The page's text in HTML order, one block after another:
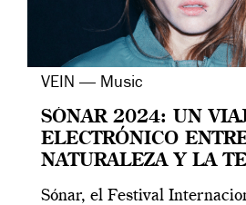
VEIN — Music
SÓNAR 2024: UN
ELECTRÓNICO
NATURALEZA Y LA
Sónar, el Festival